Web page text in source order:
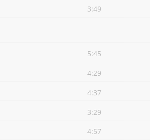
3:49
5:45
4:29
4:37
3:29
4:57